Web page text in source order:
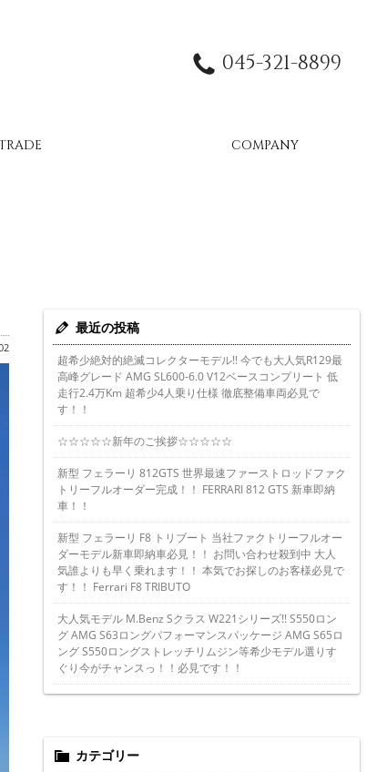
045-321-8899
COMPANY
最近の投稿
超希少絶対的絶滅コレクターモデル!! 今でも大人気R129最
高峰グレード AMG SL600-6.0 V12ベースコンプリート 低
走行2.4万Km 超希少4人乗り仕様 徹底整備車両必見で
す！！
☆☆☆☆☆新年のご挨拶☆☆☆☆☆
新型 フェラーリ 812GTS 世界最速ファーストロッドファク
トリーフルオーダー完成！！ FERRARI 812 GTS 新車即納
車！！
新型 フェラーリ F8 トリブート 当社ファクトリーフルオー
ダーモデル新車即納車必見！！ お問い合わせ殺到中 大人
気誰よりも早く乗れます！！ 本気でお探しのお客様必見で
す！！ Ferrari F8 TRIBUTO
大人気モデル M.Benz Sクラス W221シリーズ!! S550ロン
グ AMG S63ロングパフォーマンスパッケージ AMG S65ロ
ング S550ロングストレッチリムジン等希少モデル選りす
ぐり今がチャンスっ！！必見です！！
カテゴリー